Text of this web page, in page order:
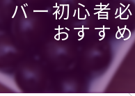
バー初心者
おすす